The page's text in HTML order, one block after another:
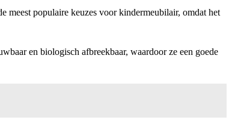
meest populaire keuzes voor kindermeubilair, omdat het
en biologisch afbreekbaar, waardoor ze een goede